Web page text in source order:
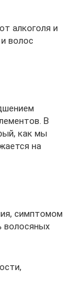
алкоголя и
волос
В
как мы
на
симптомом
волосяных